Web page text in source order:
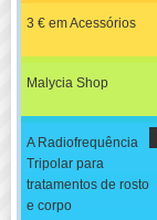
3 € em Acessórios
Malycia Shop
A Radiofrequência
Tripolar para
tratamentos de rosto
e corpo